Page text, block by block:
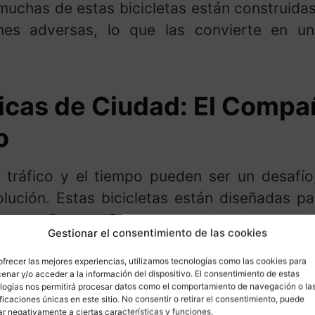
Gestionar el consentimiento de las cookies
las mejores experiencias, utilizamos tecnologías como las cookies para
y/o acceder a la información del dispositivo. El consentimiento de estas
nos permitirá procesar datos como el comportamiento de navegación o
únicas en este sitio. No consentir o retirar el consentimiento, puede
negativamente a ciertas características y funciones.
de estas bicicletas están
adversas, lo que las convierte en
de Ciudad: El
tráfico y el tiempo pueden ser un
Estas bicicletas están diseñadas
Son perfectas para desplazarse
por la ciudad.
bicicletas eléctricas de ciudad pueden
asequibles sin sacrificar la calidad.